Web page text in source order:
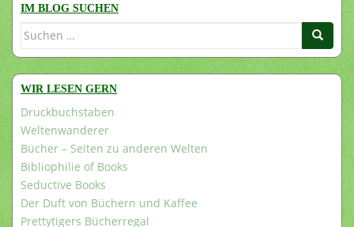
IM BLOG SUCHEN
Suchen
WIR LESEN GERN
Druckbuchstaben
Weltenwanderer
Bücher – Seiten zu anderen Welten
Bibliophilie of Books
Seductive Books
Der Duft von Büchern und Kaffee
Prettytigers Bücherregal